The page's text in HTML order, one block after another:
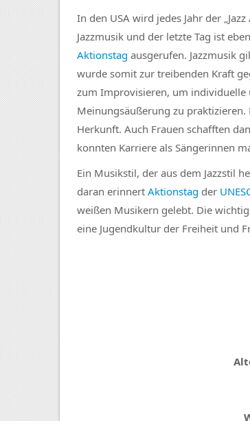
In den USA wird jedes Jahr der
Jazzmusik und der letzte Tag ist
Aktionstag ausgerufen. Jazzmusik
wurde somit zur treibenden Kraft
zum Improvisieren, um individuelle
Meinungsäußerung zu
Herkunft. Auch Frauen schafften
konnten Karriere als Sängerinnen
Ein Musikstil, der aus dem Jazzstil
daran erinnert Aktionstag der
weißen Musikern gelebt. Die
eine Jugendkultur der Freiheit und